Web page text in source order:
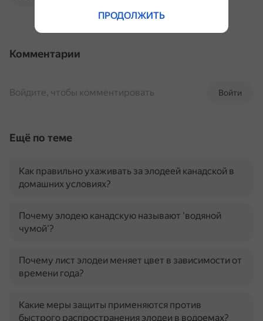
Комментарии
Войти
Войдите, чтобы комментировать
Ещё по теме
Как правильно ухаживать за элодеей канадской в
домашних условиях?
Почему элодею канадскую называют 'водяной
чумой'?
Почему лист элодеи меняет цвет в зависимости от
времени года?
Какие меры защиты применяются против
быстрого распространения элодеи в водоемах?
ПРОДОЛЖИТЬ